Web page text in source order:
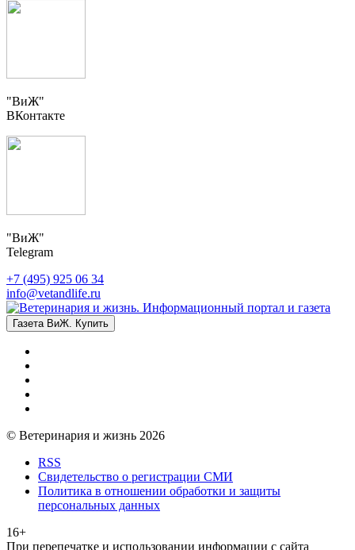
"ВиЖ"
ВКонтакте
"ВиЖ"
Telegram
+7 (495) 925 06 34
info@vetandlife.ru
Газета ВиЖ. Купить
© Ветеринария и жизнь 2026
RSS
Свидетельство о регистрации СМИ
Политика в отношении обработки и защиты
персональных данных
16+
При перепечатке и использовании информации с сайта